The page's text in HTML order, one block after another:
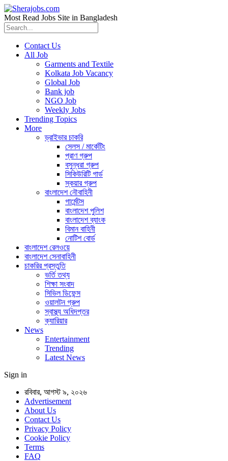
Most Read Jobs Site in Bangladesh
Contact Us
All Job
Garments and Textile
Kolkata Job Vacancy
Global Job
Bank job
NGO Job
Weekly Jobs
Trending Topics
More
ড্রাইভার চাকরি
সেলস / মার্কেটিং
প্রাণ গ্রুপ
বসুন্ধরা গ্রুপ
সিকিউরিটি গার্ড
স্কয়ার গ্রুপ
বাংলাদেশ নৌবাহিনী
গার্মেন্টস
বাংলাদেশ পুলিশ
বাংলাদেশ ব্যাংক
বিমান বাহিনী
নোটিশ বোর্ড
বাংলাদেশ রেলওয়ে
বাংলাদেশ সেনাবাহিনী
চাকরির প্রস্তুতি
ভর্তি তথ্য
শিক্ষা সংবাদ
সিভিল ডিফেন্স
ওয়ালটন গ্রুপ
স্বাস্থ্য অধিদপ্তর
ক্যারিয়ার
News
Entertainment
Trending
Latest News
Sign in
রবিবার, আগস্ট ৯, ২০২৬
Advertisement
About Us
Contact Us
Privacy Policy
Cookie Policy
Terms
FAQ